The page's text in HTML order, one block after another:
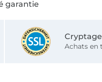
garantie
Cryptage
Achats en